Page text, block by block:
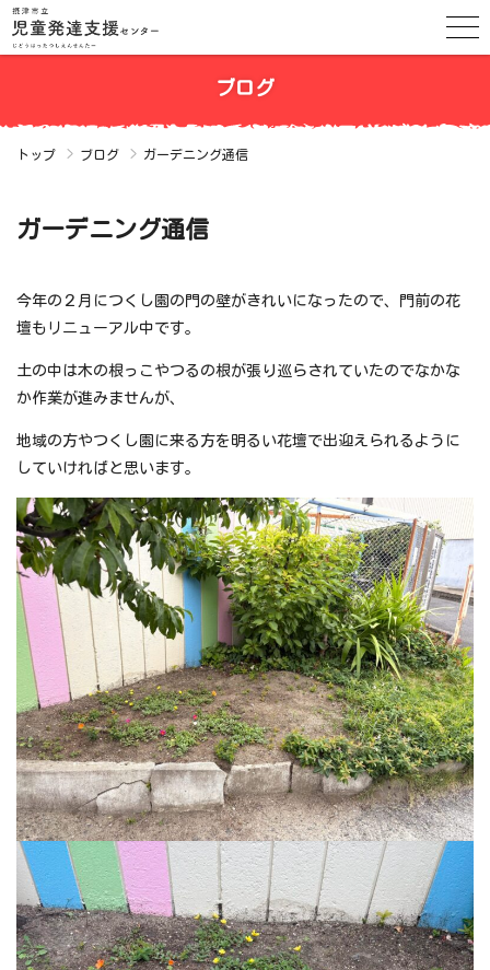
ブログ
トップ ブログ ガーデニング通信
ガーデニング通信
今年の２月につくし園の門の壁がきれいになったので、門前の花
壇もリニューアル中です。
土の中は木の根っこやつるの根が張り巡らされていたのでなかな
か作業が進みませんが、
地域の方やつくし園に来る方を明るい花壇で出迎えられるように
していければと思います。